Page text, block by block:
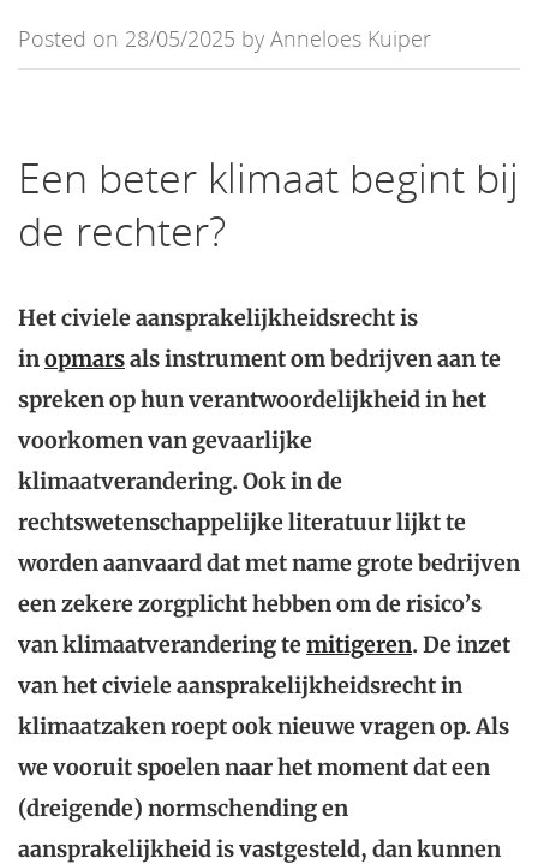
Posted on 28/05/2025 by Anneloes Kuiper
Een beter klimaat begint bij
de rechter?
Het civiele aansprakelijkheidsrecht is
inopmarsals instrument om bedrijven aan te
spreken op hun verantwoordelijkheid in het
voorkomen van gevaarlijke
klimaatverandering. Ook in de
rechtswetenschappelijke literatuur lijkt te
worden aanvaard dat met name grote bedrijven
een zekere zorgplicht hebben om de risico’s
van klimaatverandering temitigeren. De inzet
van het civiele aansprakelijkheidsrecht in
klimaatzaken roept ook nieuwe vragen op. Als
we vooruit spoelen naar het moment dat een
(dreigende) normschending en
aansprakelijkheid is vastgesteld, dan kunnen